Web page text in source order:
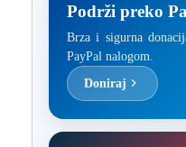
Podrži preko
Brza i sigurna
PayPal nalogom.
Doniraj